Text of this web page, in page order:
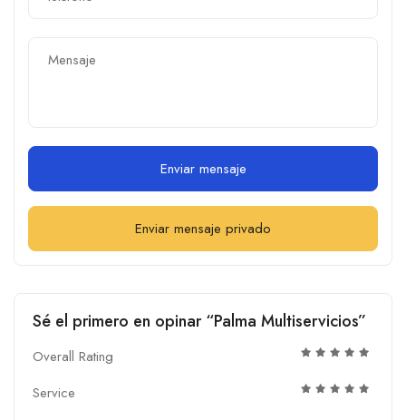
Enviar mensaje
Enviar mensaje privado
Sé el primero en opinar “Palma Multiservicios”
Overall Rating
Service